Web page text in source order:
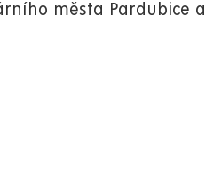
města Pardubice a